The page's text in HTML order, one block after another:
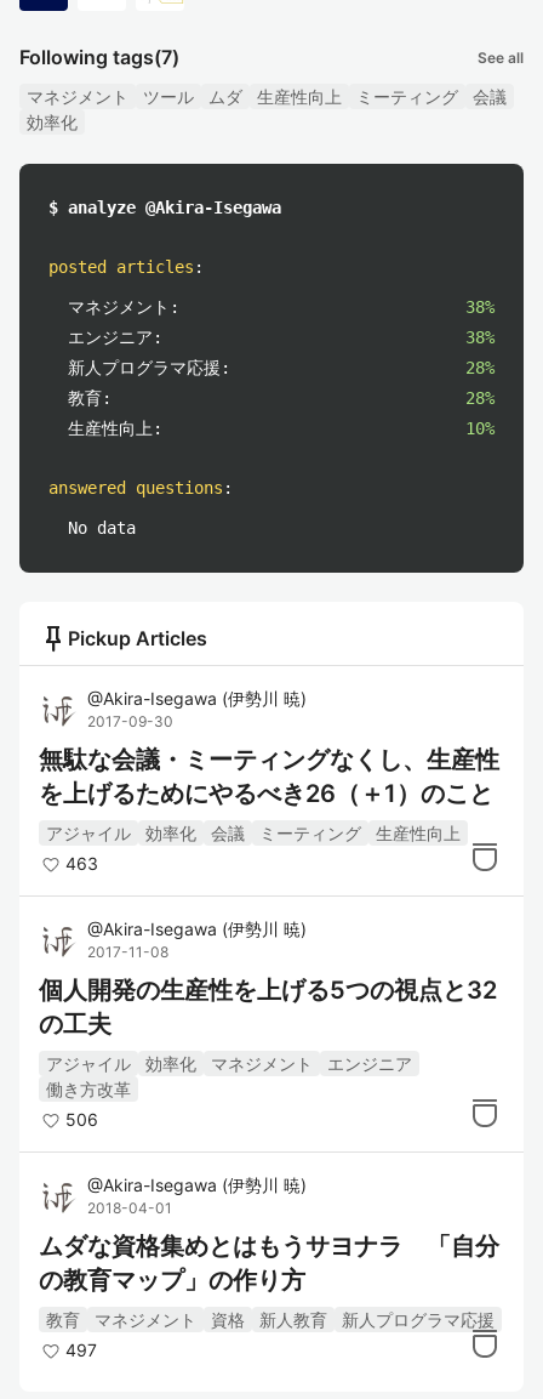
Following tags(7) See all
マネジメント ツール ムダ 生産性向上 ミーティング
会議
効率化
$ analyze @Akira-Isegawa
posted articles :
マネジメント:
38%
エンジニア:
38%
新人プログラマ応援:
28%
教育:
28%
生産性向上:
10%
answered questions :
No data
push_pin Pickup Articles
@Akira-Isegawa (伊勢川 暁)
2017-09-30
無駄な会議・ミーティングなくし、生産性
を上げるためにやるべき26（＋1）のこと
アジャイル 効率化 会議 ミーティング
生産性向上
463
@Akira-Isegawa (伊勢川 暁)
2017-11-08
個人開発の生産性を上げる5つの視点と32
の工夫
アジャイル 効率化 マネジメント
エンジニア
働き方改革
506
@Akira-Isegawa (伊勢川 暁)
2018-04-01
ムダな資格集めとはもうサヨナラ 「自分
の教育マップ」の作り方
教育 マネジメント 資格 新人教育
新人プログラマ応援
497